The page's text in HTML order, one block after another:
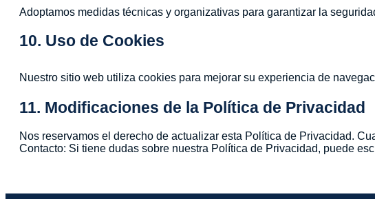
Adoptamos medidas técnicas y organizativas para garantizar la
10. Uso de Cookies
Nuestro sitio web utiliza cookies para mejorar su experiencia de
11. Modificaciones de la Política de Privacidad
Nos reservamos el derecho de actualizar esta Política de Privacidad.
Contacto: Si tiene dudas sobre nuestra Política de Privacidad, puede